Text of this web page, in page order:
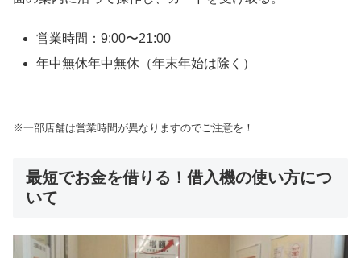
営業時間：9:00〜21:00
年中無休年中無休（年末年始は除く）
※一部店舗は営業時間が異なりますのでご注意を！
最短でお金を借りる！借入機の使い方につ
いて